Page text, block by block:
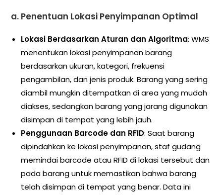
a. Penentuan Lokasi Penyimpanan Optimal
Lokasi Berdasarkan Aturan dan Algoritma: WMS
menentukan lokasi penyimpanan barang
berdasarkan ukuran, kategori, frekuensi
pengambilan, dan jenis produk. Barang yang sering
diambil mungkin ditempatkan di area yang mudah
diakses, sedangkan barang yang jarang digunakan
disimpan di tempat yang lebih jauh.
Penggunaan Barcode dan RFID: Saat barang
dipindahkan ke lokasi penyimpanan, staf gudang
memindai barcode atau RFID di lokasi tersebut dan
pada barang untuk memastikan bahwa barang
telah disimpan di tempat yang benar. Data ini